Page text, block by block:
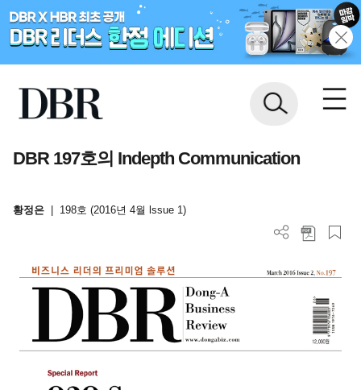
DBR 197호의 Indepth Communication
황정은 198호 (2016년 4월 lssue 1)